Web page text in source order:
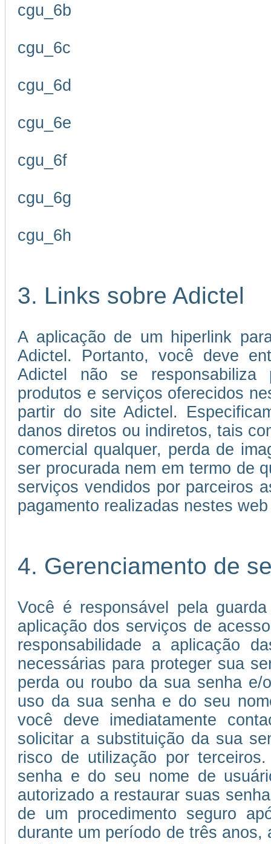
cgu_6b
cgu_6c
cgu_6d
cgu_6e
cgu_6f
cgu_6g
cgu_6h
3. Links sobre Adictel
A aplicação de um hiperlink
Adictel. Portanto, você deve
Adictel não se responsabiliza
produtos e serviços oferecidos
partir do site Adictel.
danos diretos ou indiretos, tais
comercial qualquer, perda de
ser procurada nem em termo de
serviços vendidos por parceiros
pagamento realizadas nestes
4. Gerenciamento de
Você é responsável pela
aplicação dos serviços de
responsabilidade a aplicação
necessárias para proteger sua
perda ou roubo da sua senha
uso da sua senha e do seu
você deve imediatamente
solicitar a substituição da sua
risco de utilização por
senha e do seu nome de
autorizado a restaurar suas
de um procedimento seguro
durante um período de três